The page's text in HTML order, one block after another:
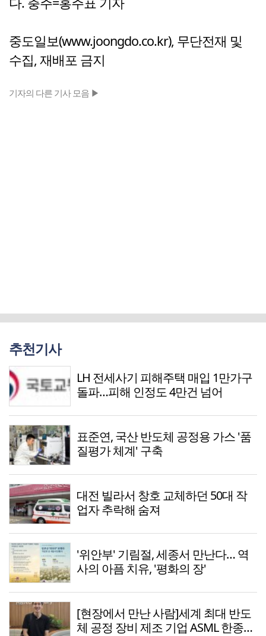
중도일보(www.joongdo.co.kr), 무단전재 및
수집, 재배포 금지
기자의 다른 기사 모음 ▶
추천기사
LH 전세사기 피해주택 매입 1만가구
돌파…피해 인정도 4만건 넘어
표준연, 국산 반도체 공정용 가스 '품
질평가 체계' 구축
대전 빌라서 창호 교체하던 50대 작
업자 추락해 숨져
'위안부' 기림절, 세종서 만난다… 역
사의 아픔 치유, '평화의 장'
[현장에서 만난 사람]세계 최대 반도
체 공정 장비 제조 기업 ASML 한종호